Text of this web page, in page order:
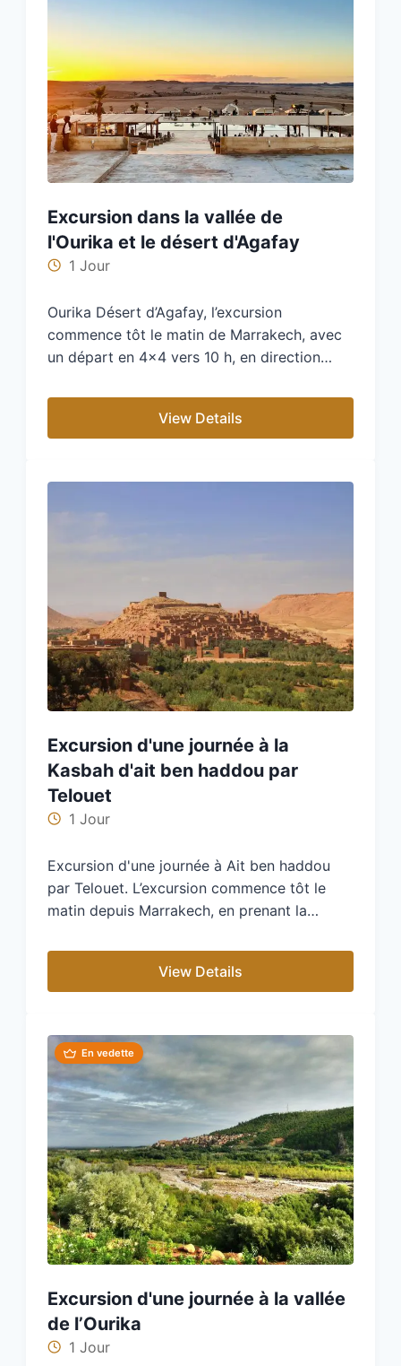
Excursion dans la vallée de
l'Ourika et le désert d'Agafay
1 Jour
Ourika Désert d’Agafay, l’excursion
commence tôt le matin de Marrakech, avec
un départ en 4×4 vers 10 h, en direction…
View Details
Excursion d'une journée à la
Kasbah d'ait ben haddou par
Telouet
1 Jour
Excursion d'une journée à Ait ben haddou
par Telouet. L’excursion commence tôt le
matin depuis Marrakech, en prenant la
View Details
En vedette
Excursion d'une journée à la vallée
de l’Ourika
1 Jour